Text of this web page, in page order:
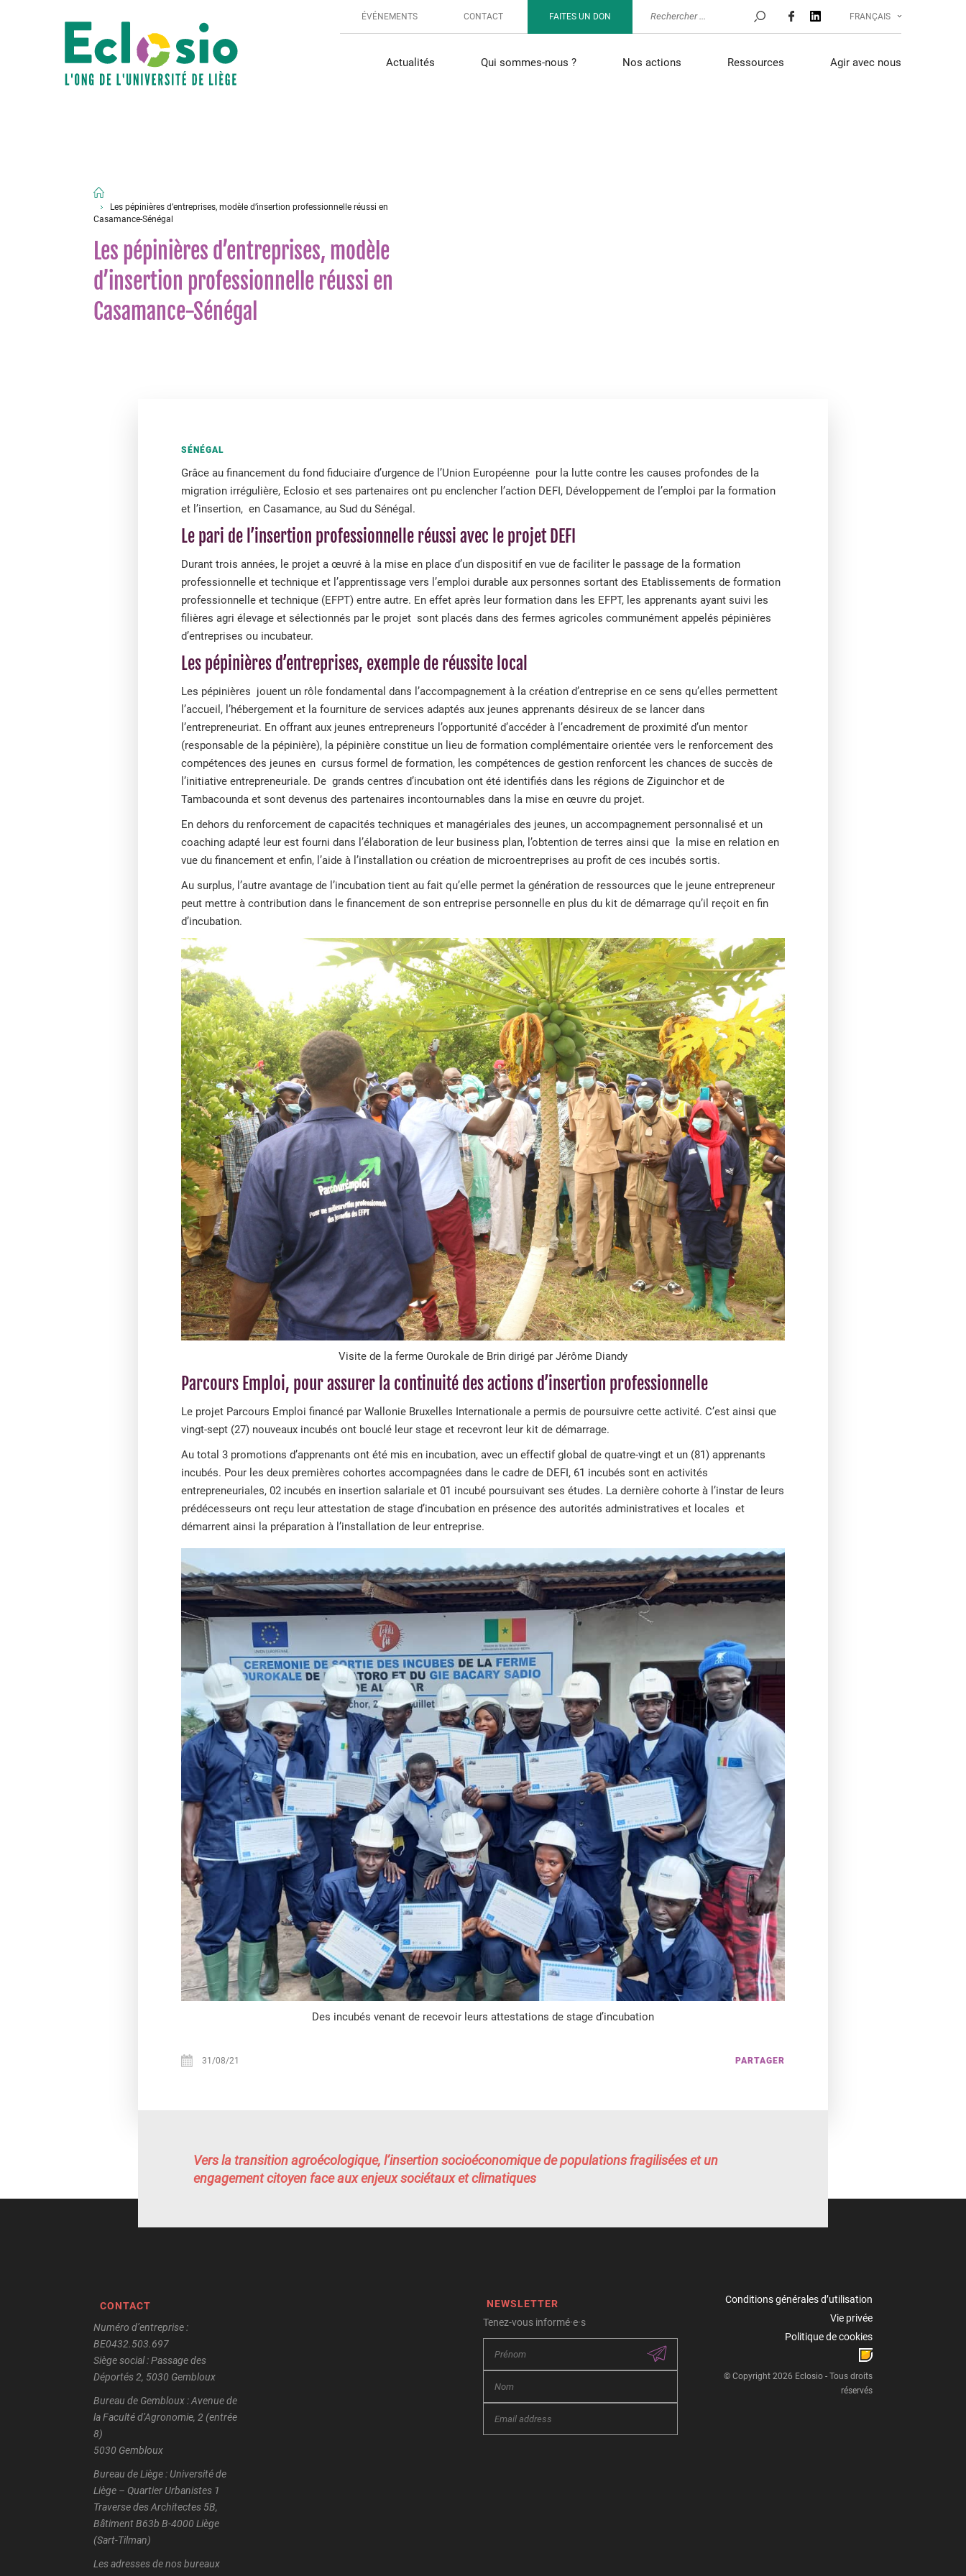
ÉVÉNEMENTS CONTACT FAITES UN DON FRANÇAIS
Actualités Qui sommes-nous ? Nos actions Ressources Agir avec nous
Les pépinières d’entreprises, modèle d’insertion professionnelle réussi en
Casamance-Sénégal
Les pépinières d’entreprises, modèle
d’insertion professionnelle réussi en
Casamance-Sénégal
SÉNÉGAL
Grâce au financement du fond fiduciaire d’urgence de l’Union Européenne pour la lutte contre les causes profondes de la
migration irrégulière, Eclosio et ses partenaires ont pu enclencher l’action DEFI, Développement de l’emploi par la formation
et l’insertion, en Casamance, au Sud du Sénégal.
Le pari de l’insertion professionnelle réussi avec le projet DEFI
Durant trois années, le projet a œuvré à la mise en place d’un dispositif en vue de faciliter le passage de la formation
professionnelle et technique et l’apprentissage vers l’emploi durable aux personnes sortant des Etablissements de formation
professionnelle et technique (EFPT) entre autre. En effet après leur formation dans les EFPT, les apprenants ayant suivi les
filières agri élevage et sélectionnés par le projet sont placés dans des fermes agricoles communément appelés pépinières
d’entreprises ou incubateur.
Les pépinières d’entreprises, exemple de réussite local
Les pépinières jouent un rôle fondamental dans l’accompagnement à la création d’entreprise en ce sens qu’elles permettent
l’accueil, l’hébergement et la fourniture de services adaptés aux jeunes apprenants désireux de se lancer dans
l’entrepreneuriat. En offrant aux jeunes entrepreneurs l’opportunité d’accéder à l’encadrement de proximité d’un mentor
(responsable de la pépinière), la pépinière constitue un lieu de formation complémentaire orientée vers le renforcement des
compétences des jeunes en cursus formel de formation, les compétences de gestion renforcent les chances de succès de
l’initiative entrepreneuriale. De grands centres d’incubation ont été identifiés dans les régions de Ziguinchor et de
Tambacounda et sont devenus des partenaires incontournables dans la mise en œuvre du projet.
En dehors du renforcement de capacités techniques et managériales des jeunes, un accompagnement personnalisé et un
coaching adapté leur est fourni dans l’élaboration de leur business plan, l’obtention de terres ainsi que la mise en relation en
vue du financement et enfin, l’aide à l’installation ou création de microentreprises au profit de ces incubés sortis.
Au surplus, l’autre avantage de l’incubation tient au fait qu’elle permet la génération de ressources que le jeune entrepreneur
peut mettre à contribution dans le financement de son entreprise personnelle en plus du kit de démarrage qu’il reçoit en fin
d’incubation.
Visite de la ferme Ourokale de Brin dirigé par Jérôme Diandy
Parcours Emploi, pour assurer la continuité des actions d’insertion professionnelle
Le projet Parcours Emploi financé par Wallonie Bruxelles Internationale a permis de poursuivre cette activité. C’est ainsi que
vingt-sept (27) nouveaux incubés ont bouclé leur stage et recevront leur kit de démarrage.
Au total 3 promotions d’apprenants ont été mis en incubation, avec un effectif global de quatre-vingt et un (81) apprenants
incubés. Pour les deux premières cohortes accompagnées dans le cadre de DEFI, 61 incubés sont en activités
entrepreneuriales, 02 incubés en insertion salariale et 01 incubé poursuivant ses études. La dernière cohorte à l’instar de leurs
prédécesseurs ont reçu leur attestation de stage d’incubation en présence des autorités administratives et locales et
démarrent ainsi la préparation à l’installation de leur entreprise.
Des incubés venant de recevoir leurs attestations de stage d’incubation
31/08/21 PARTAGER
Vers la transition agroécologique, l’insertion socioéconomique de populations fragilisées et un
engagement citoyen face aux enjeux sociétaux et climatiques
CONTACT
Numéro d’entreprise :
BE0432.503.697
Siège social : Passage des
Déportés 2, 5030 Gembloux
Bureau de Gembloux : Avenue de
la Faculté d’Agronomie, 2 (entrée
8)
5030 Gembloux
Bureau de Liège : Université de
Liège – Quartier Urbanistes 1
Traverse des Architectes 5B,
Bâtiment B63b B-4000 Liège
(Sart-Tilman)
Les adresses de nos bureaux
NEWSLETTER
Tenez-vous informé·e·s
Conditions générales d’utilisation
Vie privée
Politique de cookies
© Copyright 2026 Eclosio - Tous droits
réservés